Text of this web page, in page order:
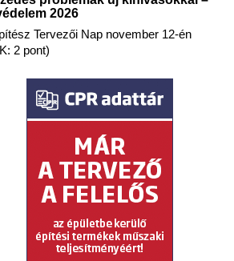
2026
Tervezői Nap november 12-én
2 pont)